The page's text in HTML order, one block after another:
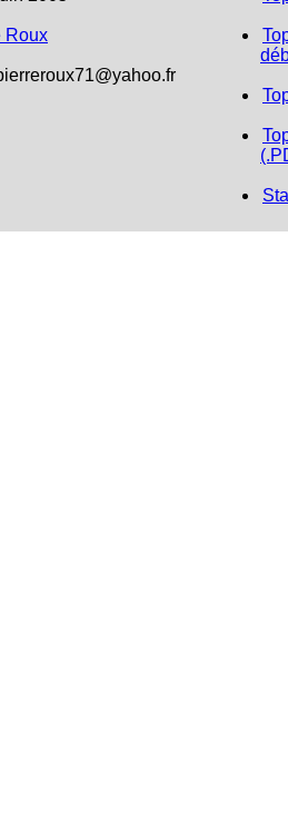
Roux